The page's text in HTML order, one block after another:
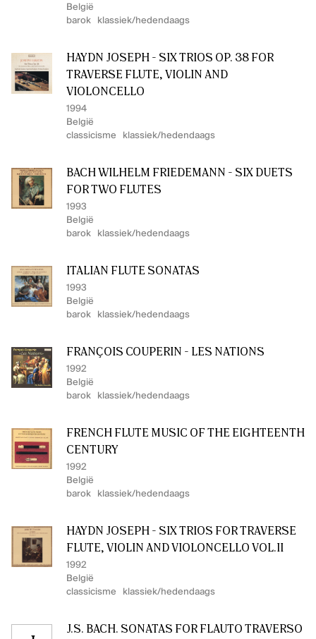
België
barok
klassiek/hedendaags
HAYDN JOSEPH - SIX TRIOS OP. 38 FOR
TRAVERSE FLUTE, VIOLIN AND
VIOLONCELLO
1994
België
classicisme
klassiek/hedendaags
BACH WILHELM FRIEDEMANN - SIX DUETS
FOR TWO FLUTES
1993
België
barok
klassiek/hedendaags
ITALIAN FLUTE SONATAS
1993
België
barok
klassiek/hedendaags
FRANÇOIS COUPERIN - LES NATIONS
1992
België
barok
klassiek/hedendaags
FRENCH FLUTE MUSIC OF THE EIGHTEENTH
CENTURY
1992
België
barok
klassiek/hedendaags
HAYDN JOSEPH - SIX TRIOS FOR TRAVERSE
FLUTE, VIOLIN AND VIOLONCELLO VOL.II
1992
België
classicisme
klassiek/hedendaags
J.S. BACH. SONATAS FOR FLAUTO TRAVERSO